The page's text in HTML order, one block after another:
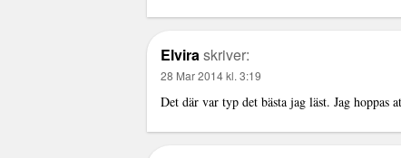
Elviraskriver:
28 Mar 2014 kl. 3:19
Det där var typ det bästa jag läst. Jag hoppas